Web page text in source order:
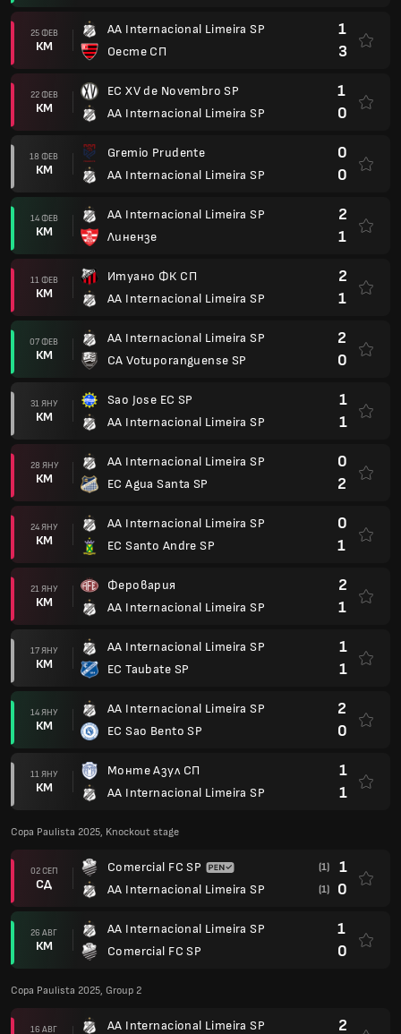
25 ФЕВ
КМ
AA Internacional Limeira SP
Оесте СП
1
3
22 ФЕВ
КМ
EC XV de Novembro SP
AA Internacional Limeira SP
1
0
18 ФЕВ
КМ
Gremio Prudente
AA Internacional Limeira SP
0
0
14 ФЕВ
КМ
AA Internacional Limeira SP
Линензе
2
1
11 ФЕВ
КМ
Итуано ФК СП
AA Internacional Limeira SP
2
1
07 ФЕВ
КМ
AA Internacional Limeira SP
CA Votuporanguense SP
2
0
31 ЯНУ
КМ
Sao Jose EC SP
AA Internacional Limeira SP
1
1
28 ЯНУ
КМ
AA Internacional Limeira SP
EC Agua Santa SP
0
2
24 ЯНУ
КМ
AA Internacional Limeira SP
EC Santo Andre SP
0
1
21 ЯНУ
КМ
Феровария
AA Internacional Limeira SP
2
1
17 ЯНУ
КМ
AA Internacional Limeira SP
EC Taubate SP
1
1
14 ЯНУ
КМ
AA Internacional Limeira SP
EC Sao Bento SP
2
0
11 ЯНУ
КМ
Монте Азул СП
AA Internacional Limeira SP
1
1
Copa Paulista 2025, Knockout stage
02 СЕП
СД
Comercial FC SP
AA Internacional Limeira SP
(1) 1
(1) 0
26 АВГ
КМ
AA Internacional Limeira SP
Comercial FC SP
1
0
Copa Paulista 2025, Group 2
16 АВГ AA Internacional Limeira SP 2